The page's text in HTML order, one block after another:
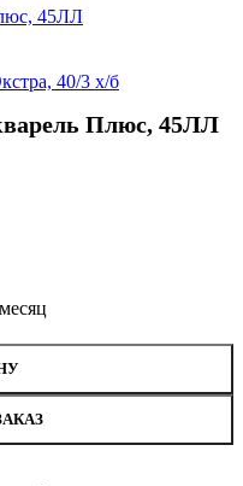
45ЛЛ
40/3 х/б
Плюс, 45ЛЛ
Акварель Плюс,